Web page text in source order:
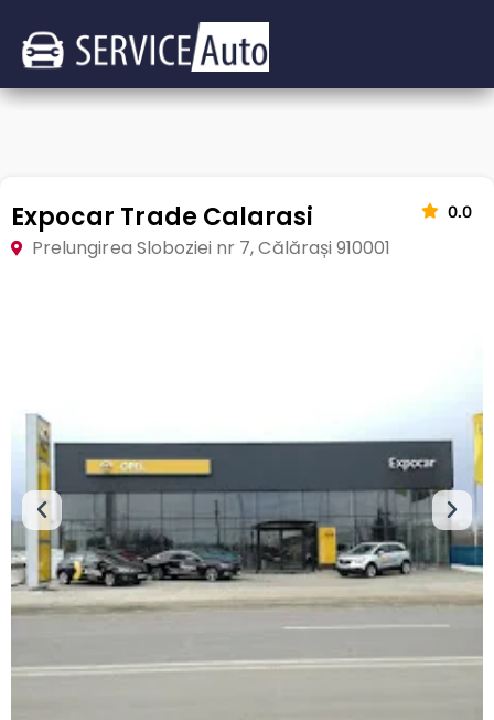
Expocar Trade Calarasi 0.0
Prelungirea Sloboziei nr 7, Călărași 910001